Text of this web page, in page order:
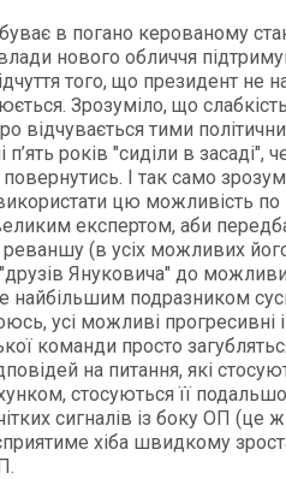
в погано керованому
нового обличчя
того, що президент не
Зрозуміло, що
відчувається тими
п’ять років "сиділи в
І так само
цю можливість
експертом, аби
(в усіх можливих
"друзів Януковича" до
найбільшим подразником
усі можливі прогресивні
команди просто
на питання, які
стосуються її
сигналів із боку ОП (це
хіба швидкому